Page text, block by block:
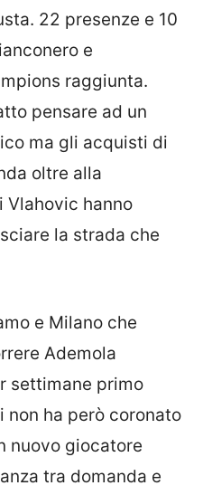
22 presenze e 10
e
raggiunta.
pensare ad un
ma gli acquisti di
oltre alla
Vlahovic hanno
la strada che
e Milano che
Ademola
settimane primo
ha però coronato
nuovo giocatore
tra domanda e